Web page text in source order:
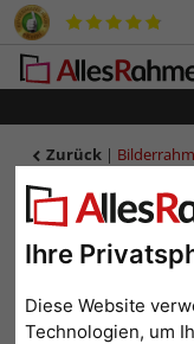
Ihre
Diese Website
Technologien, um
Zurück |